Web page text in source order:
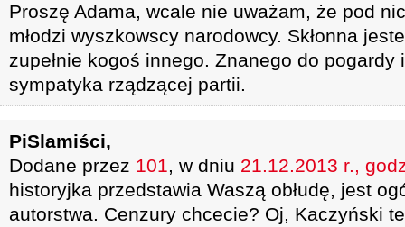
Proszę Adama, wcale nie uważam, że pod
młodzi wyszkowscy narodowcy. Skłonna
zupełnie kogoś innego. Znanego do pogardy
sympatyka rządzącej partii.
PiSlamiści,
Dodane przez 101, w dniu 21.12.2013 r.,
historyjka przedstawia Waszą obłudę, jest
autorstwa. Cenzury chcecie? Oj, Kaczyński